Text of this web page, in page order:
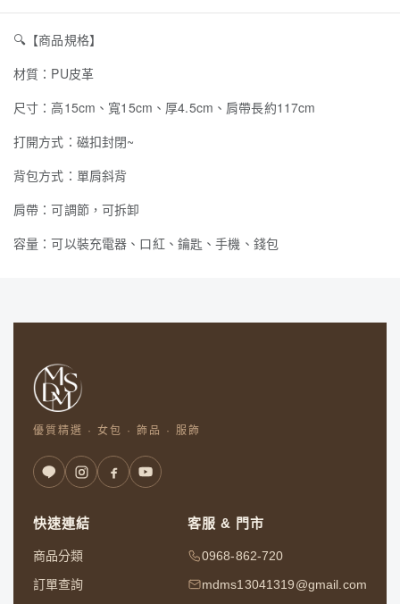
🔍 【商品規格】
材質：PU皮革
尺寸：高15cm、寬15cm、厚4.5cm、肩帶長約117cm
打開方式：磁扣封閉~
背包方式：單肩斜背
肩帶：可調節，可拆卸
容量：可以裝充電器、口紅、鑰匙、手機、錢包
優質精選 · 女包 · 飾品 · 服飾
快速連結
商品分類
訂單查詢
客服 & 門市
0968-862-720
mdms13041319@gmail.com